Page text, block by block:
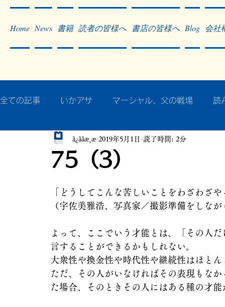
Home News 書籍 読者の皆様へ 書店の皆様へ Blog 会社
全ての記事 いかアサ マーシャル、父の戦場 読
秘蔵写真200枚でたどるアジア・太平洋戦争
75（3）
ã¿ããæ¸æ 2019年5月1日 読了時間: 2分
「どうしてこんな苦しいことをわざわざ
（宇佐美雅浩、写真家／撮影準備をしな
よって、ここでいう才能とは、「その人
言することができるかもしれない。
大衆性や換金性や時代性や継続性はほと
ただ、その人がいなければその表現もな
た場合、そのときその人にはある種の才